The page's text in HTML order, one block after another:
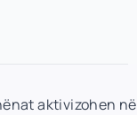
aktivizohen në